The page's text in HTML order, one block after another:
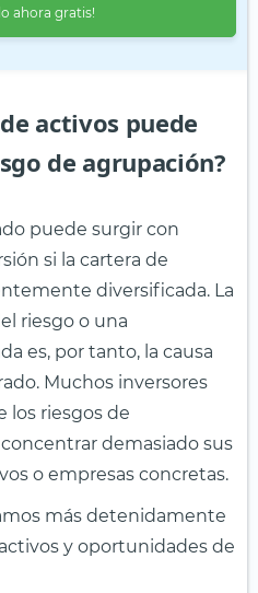
ahora gratis!
activos puede
de agrupación?
puede surgir con
si la cartera de
diversificada. La
riesgo o una
es, por tanto, la causa
Muchos inversores
los riesgos de
demasiado sus
o empresas concretas.
más detenidamente
y oportunidades de